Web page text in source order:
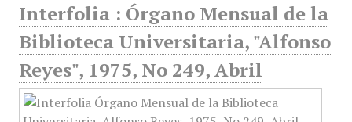
Interfolia : Órgano Mensual de la
Biblioteca Universitaria, "Alfonso
Reyes", 1975, No 249, Abril